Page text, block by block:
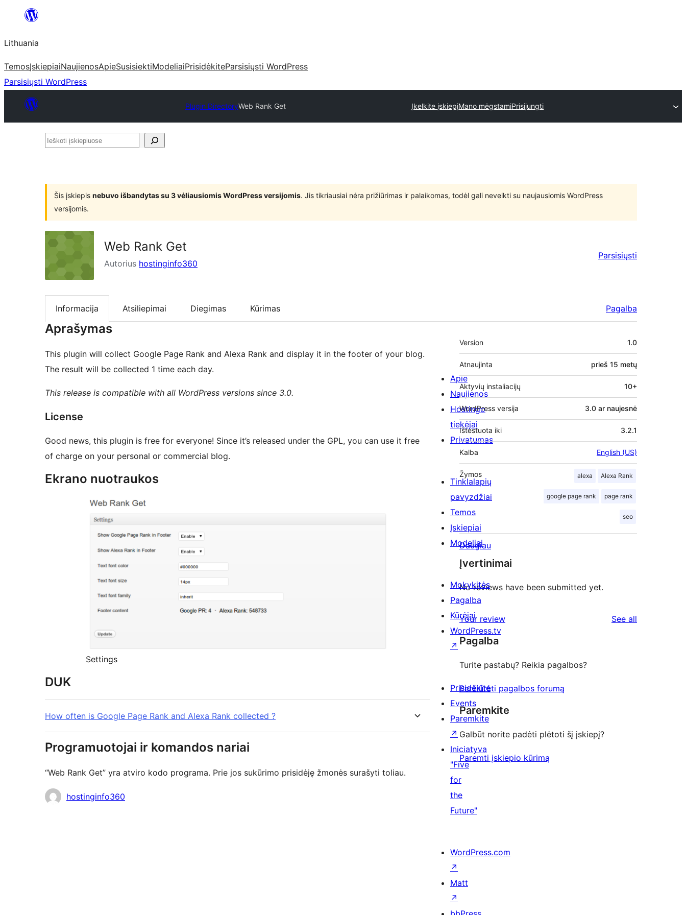
turinio
Lithuania
TemosĮskiepiaiNaujienosApieSusisiektiModeliaiPrisidėkiteParsisiųsti WordPress
Parsisiųsti WordPress
Plugin DirectoryWeb Rank Get Įkelkite įskiepįMano mėgstamiPrisijungti
Ieškoti
Šis įskiepis nebuvo išbandytas su 3 vėliausiomis WordPress versijomis. Jis tikriausiai nėra prižiūrimas ir palaikomas, todėl gali neveikti su naujausiomis WordPress
versijomis.
Web Rank Get
Autorius hostinginfo360
Parsisiųsti
Informacija Atsiliepimai Diegimas Kūrimas Pagalba
Aprašymas
This plugin will collect Google Page Rank and Alexa Rank and display it in the footer of your blog.
The result will be collected 1 time each day.
This release is compatible with all WordPress versions since 3.0.
License
Good news, this plugin is free for everyone! Since it’s released under the GPL, you can use it free
of charge on your personal or commercial blog.
Ekrano nuotraukos
Settings
DUK
How often is Google Page Rank and Alexa Rank collected ?
Programuotojai ir komandos nariai
“Web Rank Get” yra atviro kodo programa. Prie jos sukūrimo prisidėję žmonės surašyti toliau.
Autoriaihostinginfo360
Metainformacija
Version 1.0
Atnaujinta prieš 15 metų
Aktyvių instaliacijų 10+
WordPress versija 3.0 ar naujesnė
Ištestuota iki 3.2.1
Kalba English (US)
Žymos alexa Alexa Rank
google page rank page rank
seo
Daugiau
Įvertinimai
No reviews have been submitted yet.
Your review See all
Pagalba
Turite pastabų? Reikia pagalbos?
Peržiūrėti pagalbos forumą
Paremkite
Galbūt norite padėti plėtoti šį įskiepį?
Paremti įskiepio kūrimą
Apie
Naujienos
Hostingo
tiekėjai
Privatumas
Tinklalapių
pavyzdžiai
Temos
Įskiepiai
Modeliai
Mokykitės
Pagalba
Kūrėjai
WordPress.tv
↗
Prisidėkite
Events
Paremkite
↗
Iniciatyva
"Five
for
the
Future"
WordPress.com
↗
Matt
↗